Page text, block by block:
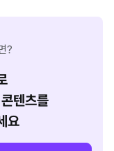
?
텐츠를
요